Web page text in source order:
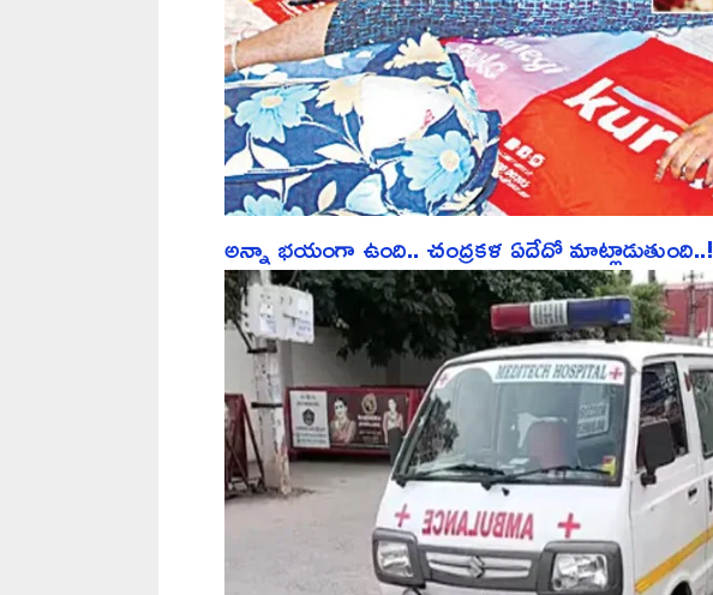
అన్నా భయంగా ఉంది.. చంద్రకళ ఏదేదో మాట్లాడుతుంది..!